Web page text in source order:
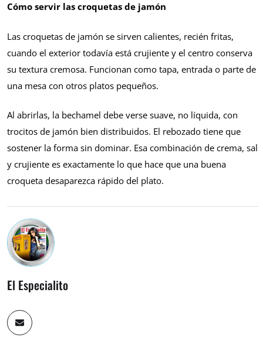
Cómo servir las croquetas de jamón
Las croquetas de jamón se sirven calientes, recién fritas,
cuando el exterior todavía está crujiente y el centro conserva
su textura cremosa. Funcionan como tapa, entrada o parte de
una mesa con otros platos pequeños.
Al abrirlas, la bechamel debe verse suave, no líquida, con
trocitos de jamón bien distribuidos. El rebozado tiene que
sostener la forma sin dominar. Esa combinación de crema, sal
y crujiente es exactamente lo que hace que una buena
croqueta desaparezca rápido del plato.
El Especialito